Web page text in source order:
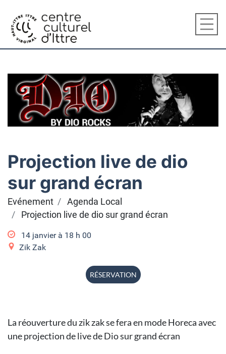
Projection live de dio
sur grand écran
Evénement
Agenda Local
Projection live de dio sur grand écran
14 janvier à 18 h 00
Zik Zak
RÉSERVATION
La réouverture du zik zak se fera en mode Horeca avec
une projection de live de Dio sur grand écran